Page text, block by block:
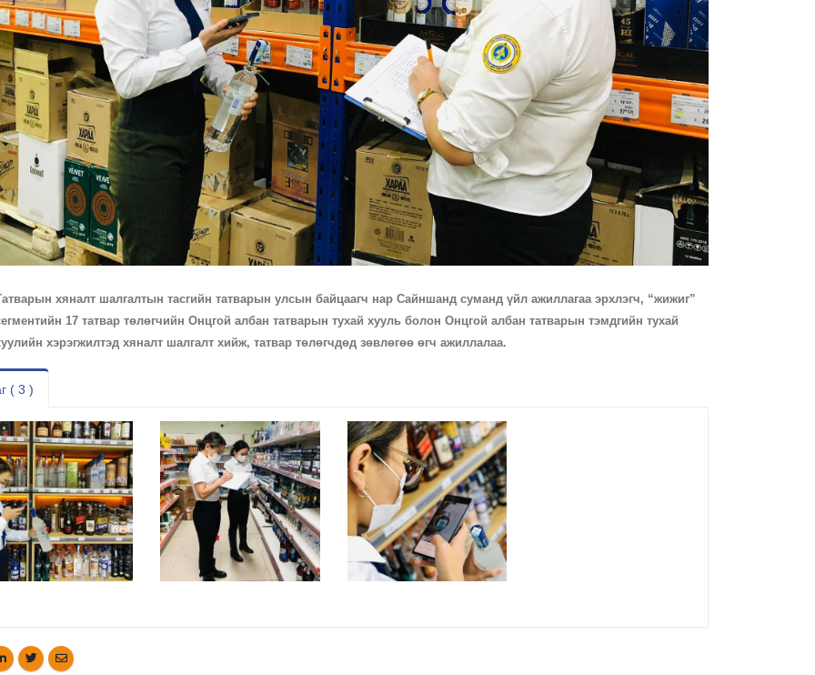
хяналт шалгалтын тасгийн татварын улсын байцаагч нар Сайншанд суманд үйл ажиллагаа эрхлэгч, “жижиг”
17 татвар төлөгчийн Онцгой албан татварын тухай хууль болон Онцгой албан татварын тэмдгийн тухай
хэрэгжилтэд хяналт шалгалт хийж, татвар төлөгчдөд зөвлөгөө өгч ажиллалаа.
( 3 )